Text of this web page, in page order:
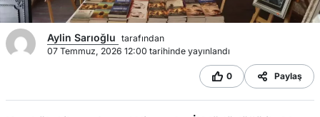
Aylin Sarıoğlu tarafından
07 Temmuz, 2026 12:00 tarihinde yayınlandı
0 Paylaş